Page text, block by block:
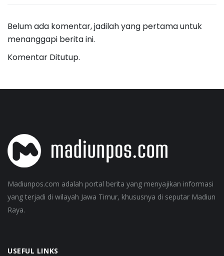
Belum ada komentar, jadilah yang pertama untuk
menanggapi berita ini.
Komentar Ditutup.
Madiunpos.com adalah portal berita yang menyajikan informasi
yang terjadi di wilayah Jawa Timur, khususnya di seputar Madiun
Raya.
USEFUL LINKS